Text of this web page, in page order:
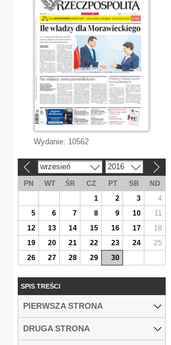
Wydanie: 10562
wrzesień 2016
PN WT ŚR CZ PT SB
ND
1
2 3
4
5
6 7 8 9 10
11
12
13 14 15 16 17
18
19
20 21 22 23 24
25
26
27 28 29 30
SPIS TREŚCI
PIERWSZA STRONA
DRUGA STRONA